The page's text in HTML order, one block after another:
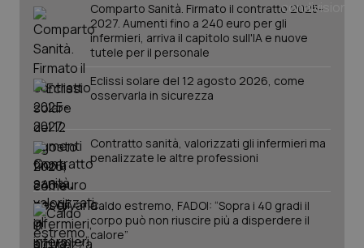
Quotidiano Chirurgia
Quotidiano Oncologia
Quotidiano Pediatria
Rene & patologie urogenitali
Salute orale & impianti
Sangue & coagulazione
Comparto Sanità. Firmato il contratto 2025-
2027. Aumenti fino a 240 euro per gli
infermieri, arriva il capitolo sull'IA e nuove
tutele per il personale
Eclissi solare del 12 agosto 2026, come
osservarla in sicurezza
Contratto sanità, valorizzati gli infermieri ma
penalizzate le altre professioni
Caldo estremo, FADOI: “Sopra i 40 gradi il
corpo può non riuscire più a disperdere il
calore”
CookieScriptConsent